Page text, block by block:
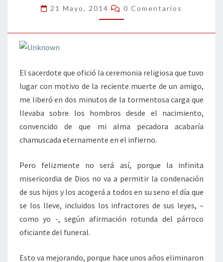
CIELO
21 Mayo, 2014 Comentarios
0 Comentarios
El sacerdote que ofició la ceremonia religiosa que tuvo
lugar con motivo de la reciente muerte de un amigo,
me liberó en dos minutos de la tormentosa carga que
llevaba sobre los hombros desde el nacimiento,
convencido de que mi alma pecadora acabaría
chamuscada eternamente en el infierno.
Pero felizmente no será así, porque la infinita
misericordia de Dios no va a permitir la condenación
de sus hijos y los acogerá a todos en su seno el día que
se los lleve, incluidos los infractores de sus leyes, –
como yo -, según afirmación rotunda del párroco
oficiante del funeral.
Esto va mejorando, porque hace unos años eliminaron